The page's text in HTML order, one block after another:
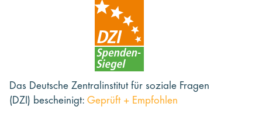
Das Deutsche Zentralinstitut für soziale Fragen
(DZI) bescheinigt: Geprüft + Empfohlen